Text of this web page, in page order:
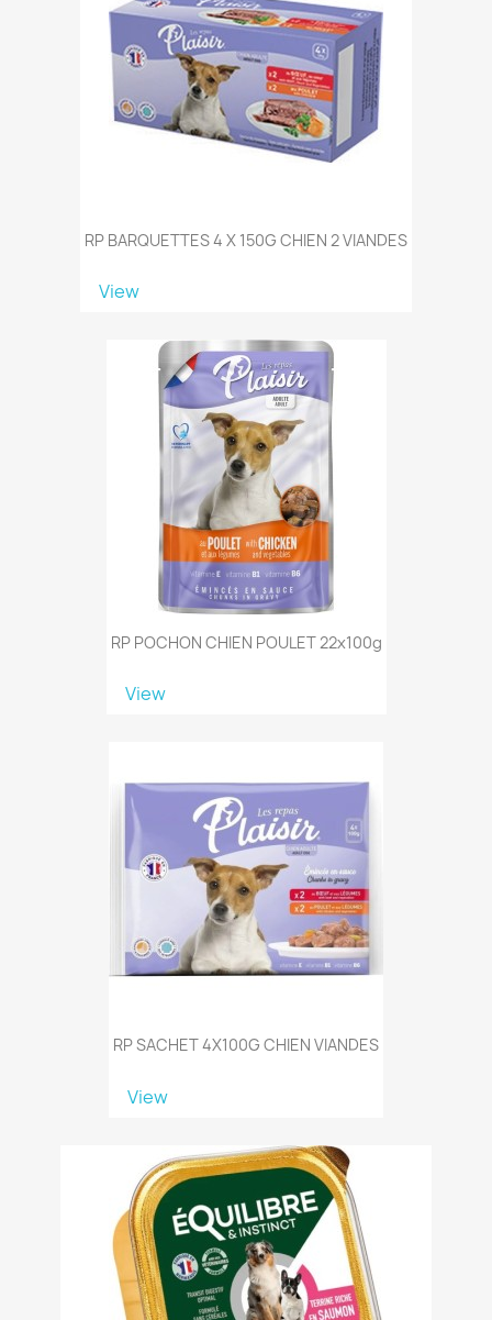
RP BARQUETTES 4 X 150G CHIEN 2 VIANDES
View
RP POCHON CHIEN POULET 22x100g
View
RP SACHET 4X100G CHIEN VIANDES
View